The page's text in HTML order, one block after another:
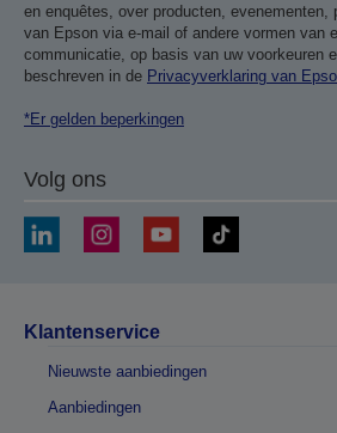
en enquêtes, over producten, evenementen,
van Epson via e-mail of andere vormen van
communicatie, op basis van uw voorkeuren
beschreven in de Privacyverklaring van
*Er gelden beperkingen
Volg ons
Klantenservice
Nieuwste aanbiedingen
Aanbiedingen